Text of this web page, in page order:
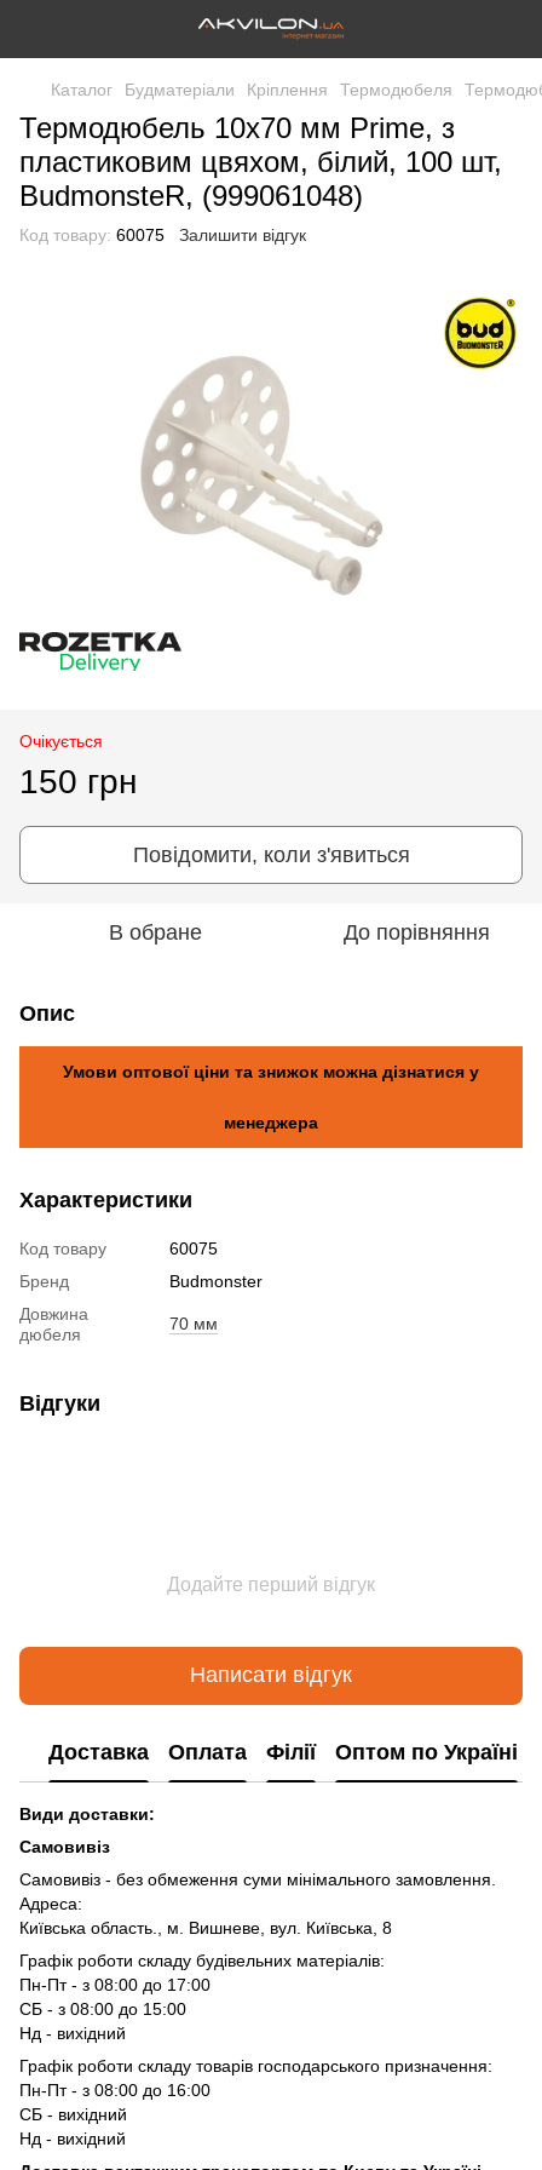
Каталог Будматеріали Кріплення Термодюбеля
Термодюбель 10х70 мм Prime, з
пластиковим цвяхом, білий, 100 шт,
BudmonsteR, (999061048)
Код товару: 60075 Залишити відгук
Очікується
150 грн
Повідомити, коли з'явиться
В обране До порівняння
Опис
Умови оптової ціни та знижок можна дізнатися у
менеджера
Характеристики
Код товару
60075
Бренд
Budmonster
Довжина
дюбеля
70 мм
Відгуки
Додайте перший відгук
Написати відгук
Доставка Оплата Філії Оптом по Україні
Види доставки:
Самовивіз
Самовивіз - без обмеження суми мінімального замовлення.
Адреса:
Київська область., м. Вишневе, вул. Київська, 8
Графік роботи складу будівельних матеріалів:
Пн-Пт - з 08:00 до 17:00
СБ - з 08:00 до 15:00
Нд - вихідний
Графік роботи складу товарів господарського призначення:
Пн-Пт - з 08:00 до 16:00
СБ - вихідний
Нд - вихідний